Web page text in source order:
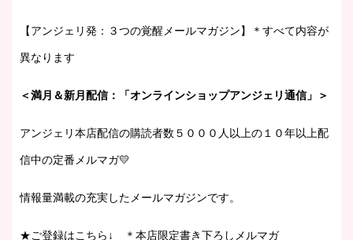
【アンジェリ発：３つの覚醒メールマガジン】＊すべて内容が
異なります
＜満月＆新月配信：「オンラインショップアンジェリ通信」＞
アンジェリ本店配信の購読者数５０００人以上の１０年以上配
信中の定番メルマガ💛
情報量満載の充実したメールマガジンです。
★ご登録はこちら↓ ＊本店限定書き下ろしメルマガ